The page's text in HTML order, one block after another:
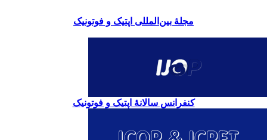
مجلۀ بین‌المللی اپتیک و فوتونیک
کنفرانس سالانۀ اپتیک و فوتونیک